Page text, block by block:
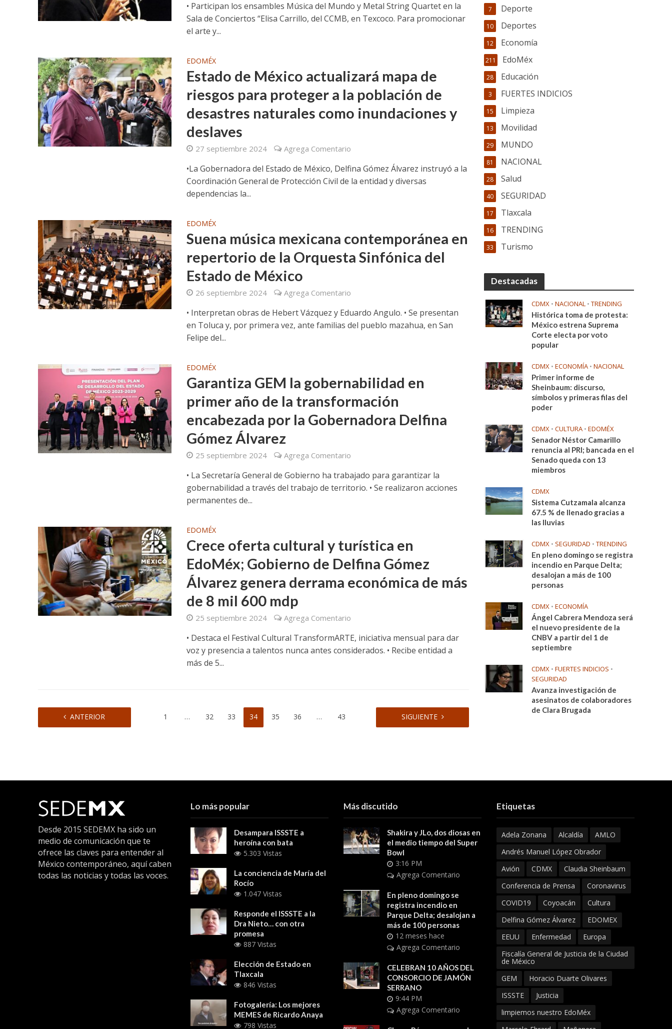
• Participan los ensambles Música del Mundo y Metal String Quartet en la
Sala de Conciertos “Elisa Carrillo, del CCMB, en Texcoco. Para promocionar
el arte y...
EDOMÉX
Estado de México actualizará mapa de
riesgos para proteger a la población de
desastres naturales como inundaciones y
deslaves
27 septiembre 2024 Agrega Comentario
•La Gobernadora del Estado de México, Delfina Gómez Álvarez instruyó a la
Coordinación General de Protección Civil de la entidad y diversas
dependencias la...
EDOMÉX
Suena música mexicana contemporánea en
repertorio de la Orquesta Sinfónica del
Estado de México
26 septiembre 2024 Agrega Comentario
• Interpretan obras de Hebert Vázquez y Eduardo Angulo. • Se presentan
en Toluca y, por primera vez, ante familias del pueblo mazahua, en San
Felipe del...
EDOMÉX
Garantiza GEM la gobernabilidad en
primer año de la transformación
encabezada por la Gobernadora Delfina
Gómez Álvarez
25 septiembre 2024 Agrega Comentario
• La Secretaría General de Gobierno ha trabajado para garantizar la
gobernabilidad a través del trabajo de territorio. • Se realizaron acciones
permanentes de...
EDOMÉX
Crece oferta cultural y turística en
EdoMéx; Gobierno de Delfina Gómez
Álvarez genera derrama económica de más
de 8 mil 600 mdp
25 septiembre 2024 Agrega Comentario
• Destaca el Festival Cultural TransformARTE, iniciativa mensual para dar
voz y presencia a talentos nunca antes considerados. • Recibe entidad a
más de 5...
ANTERIOR 1 … 32 33 34 35 36 … 43 SIGUIENTE
Deporte
7
Deportes
10
Economía
12
EdoMéx
211
Educación
28
FUERTES INDICIOS
3
Limpieza
15
Movilidad
13
MUNDO
29
NACIONAL
81
Salud
28
SEGURIDAD
40
Tlaxcala
17
TRENDING
16
Turismo
33
Destacadas
CDMX • NACIONAL • TRENDING
Histórica toma de protesta:
México estrena Suprema
Corte electa por voto
popular
CDMX • ECONOMÍA • NACIONAL
Primer informe de
Sheinbaum: discurso,
símbolos y primeras filas del
poder
CDMX • CULTURA • EDOMÉX
Senador Néstor Camarillo
renuncia al PRI; bancada en el
Senado queda con 13
miembros
CDMX
Sistema Cutzamala alcanza
67.5 % de llenado gracias a
las lluvias
CDMX • SEGURIDAD • TRENDING
En pleno domingo se registra
incendio en Parque Delta;
desalojan a más de 100
personas
CDMX • ECONOMÍA
Ángel Cabrera Mendoza será
el nuevo presidente de la
CNBV a partir del 1 de
septiembre
CDMX • FUERTES INDICIOS •
SEGURIDAD
Avanza investigación de
asesinatos de colaboradores
de Clara Brugada
Desde 2015 SEDEMX ha sido un
medio de comunicación que te
ofrece las claves para entender al
México contemporáneo, aquí caben
todas las noticias y todas las voces.
Lo más popular
Desampara ISSSTE a
heroína con bata
5.303 Vistas
La conciencia de María del
Rocío
1.047 Vistas
Responde el ISSSTE a la
Dra Nieto… con otra
promesa
887 Vistas
Elección de Estado en
Tlaxcala
846 Vistas
Fotogalería: Los mejores
MEMES de Ricardo Anaya
798 Vistas
Más discutido
Shakira y JLo, dos diosas en
el medio tiempo del Super
Bowl
3:16 PM
Agrega Comentario
En pleno domingo se
registra incendio en
Parque Delta; desalojan a
más de 100 personas
12 meses hace
Agrega Comentario
CELEBRAN 10 AÑOS DEL
CONSORCIO DE JAMÓN
SERRANO
9:44 PM
Agrega Comentario
Etiquetas
Adela Zonana Alcaldía
AMLO
Andrés Manuel López Obrador
Avión
CDMX
Claudia Sheinbaum
Conferencia de Prensa
Coronavirus
COVID19
Coyoacán
Cultura
Delfina Gómez Álvarez
EDOMEX
EEUU
Enfermedad
Europa
Fiscalía General de Justicia de la Ciudad
de México
GEM
Horacio Duarte Olivares
ISSSTE
Justicia
limpiemos nuestro EdoMéx